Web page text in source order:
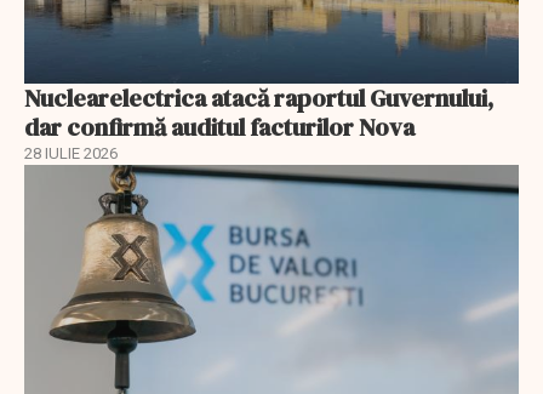
Nuclearelectrica atacă raportul Guvernului,
dar confirmă auditul facturilor Nova
28 IULIE 2026